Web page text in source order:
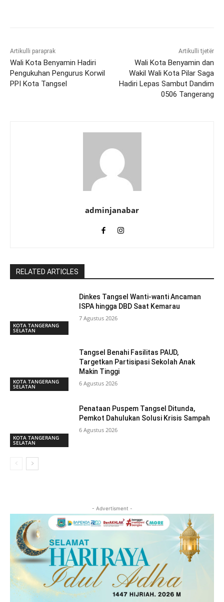
Artikulli paraprak
Wali Kota Benyamin Hadiri
Pengukuhan Pengurus Korwil
PPI Kota Tangsel
Artikulli tjetër
Wali Kota Benyamin dan
Wakil Wali Kota Pilar Saga
Hadiri Lepas Sambut Dandim
0506 Tangerang
adminjanabar
RELATED ARTICLES
KOTA TANGERANG
SELATAN
Dinkes Tangsel Wanti-wanti Ancaman
ISPA hingga DBD Saat Kemarau
7 Agustus 2026
KOTA TANGERANG
SELATAN
Tangsel Benahi Fasilitas PAUD,
Targetkan Partisipasi Sekolah Anak
Makin Tinggi
6 Agustus 2026
KOTA TANGERANG
SELATAN
Penataan Puspem Tangsel Ditunda,
Pemkot Dahulukan Solusi Krisis Sampah
6 Agustus 2026
- Advertisment -